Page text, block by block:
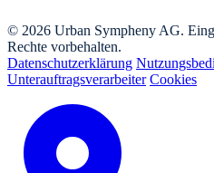
© 2026 Urban Sympheny AG.
Rechte vorbehalten.
Datenschutzerklärung
Unterauftragsverarbeiter Cookies